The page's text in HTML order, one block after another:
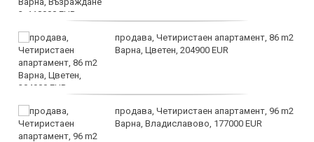
продава, Четиристаен апартамент, 86 m2
Варна, Цветен, 204900 EUR
продава, Четиристаен апартамент, 96 m2
Варна, Владиславово, 177000 EUR